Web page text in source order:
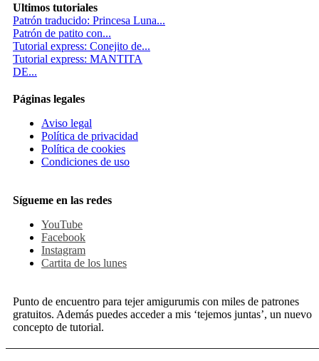
Ultimos tutoriales
Patrón traducido: Princesa Luna...
Patrón de patito con...
Tutorial express: Conejito de...
Tutorial express: MANTITA
DE...
Páginas legales
Aviso legal
Política de privacidad
Política de cookies
Condiciones de uso
Sígueme en las redes
YouTube
Facebook
Instagram
Cartita de los lunes
Punto de encuentro para tejer amigurumis con miles de patrones
gratuitos. Además puedes acceder a mis ‘tejemos juntas’, un nuevo
concepto de tutorial.